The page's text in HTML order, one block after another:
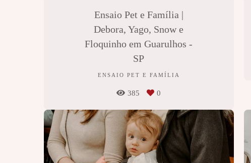
Ensaio Pet e Família |
Debora, Yago, Snow e
Floquinho em Guarulhos -
SP
ENSAIO PET E FAMÍLIA
385 0